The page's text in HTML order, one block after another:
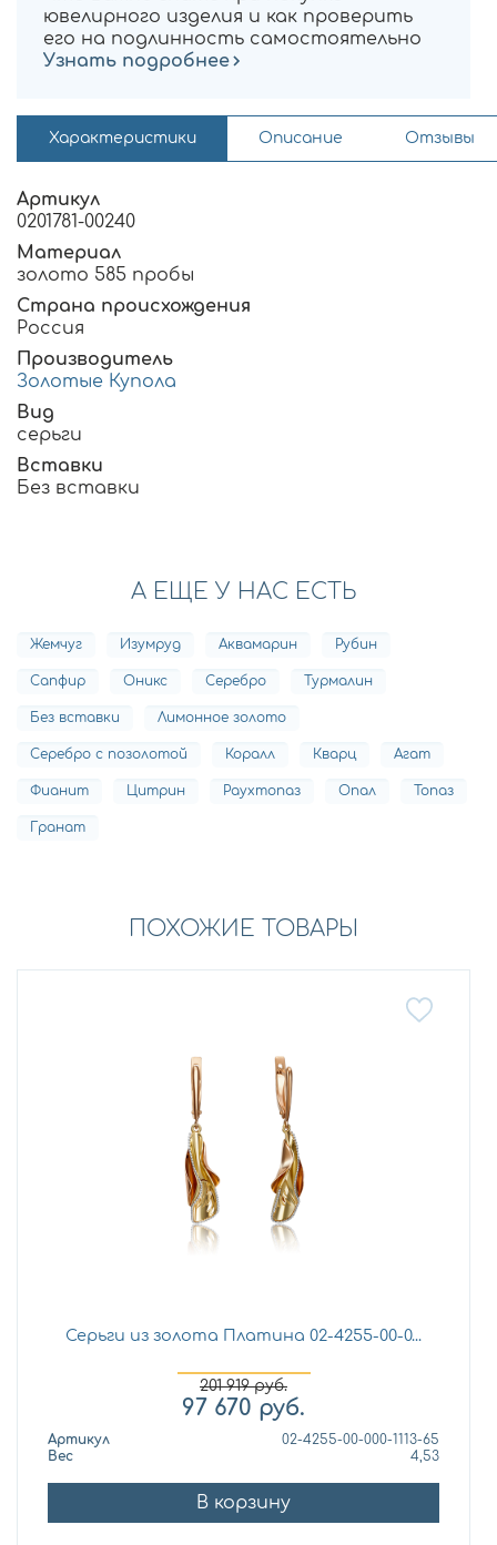
ювелирного изделия и как проверить
его на подлинность самостоятельно
Узнать подробнее
Характеристики Описание Отзывы
Артикул
0201781-00240
Материал
золото 585 пробы
Страна происхождения
Россия
Производитель
Золотые Купола
Вид
серьги
Вставки
Без вставки
А ЕЩЕ У НАС ЕСТЬ
Жемчуг Изумруд Аквамарин Рубин
Сапфир Оникс Серебро Турмалин
Без вставки Лимонное золото
Серебро с позолотой Коралл Кварц Агат
Фианит Цитрин Раухтопаз Опал Топаз
Гранат
ПОХОЖИЕ ТОВАРЫ
Серьги из золота Платина 02-4255-00-0...
201 919руб.
97 670 руб.
Артикул
02-4255-00-000-1113-65
Вес
4,53
В корзину